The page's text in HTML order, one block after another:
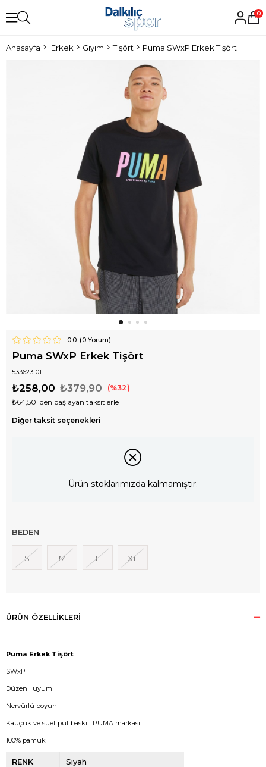
0
Anasayfa Erkek Giyim Tişört Puma SWxP Erkek Tişört
0.0 (0Yorum)
Puma SWxP Erkek Tişört
533623-01
₺379,90
₺258,00 32
₺64,50 'den başlayan taksitlerle
Diğer taksit seçenekleri
Ürün stoklarımızda kalmamıştır.
BEDEN
S M L XL
ÜRÜN ÖZELLIKLERI
Puma Erkek Tişört
SWxP
Düzenli uyum
Nervürlü boyun
Kauçuk ve süet puf baskılı PUMA markası
100% pamuk
RENK Siyah